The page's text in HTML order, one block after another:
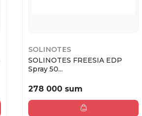
SOLINOTES
SOLINOTES FREESIA EDP
Spray 50...
278 000 sum